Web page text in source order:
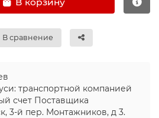
движения
В сравнение
транспортной компанией
счет Поставщика
3-й пер. Монтажников, д 3.